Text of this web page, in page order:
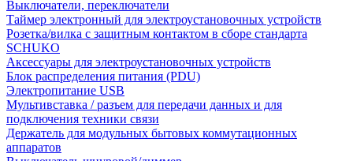
Выключатели, переключатели
Таймер электронный для электроустановочных устройств
Розетка/вилка с защитным контактом в сборе стандарта
SCHUKO
Аксессуары для электроустановочных устройств
Блок распределения питания (PDU)
Электропитание USB
Мультивставка / разъем для передачи данных и для
подключения техники связи
Держатель для модульных бытовых коммутационных
аппаратов